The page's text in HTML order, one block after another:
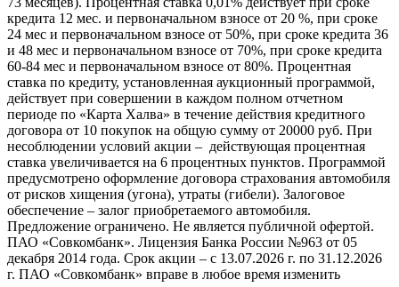
кредита 12 мес. и первоначальном взносе от 20 %, при сроке
24 мес и первоначальном взносе от 50%, при сроке кредита 36
и 48 мес и первоначальном взносе от 70%, при сроке кредита
60-84 мес и первоначальном взносе от 80%. Процентная
ставка по кредиту, установленная аукционный программой,
действует при совершении в каждом полном отчетном
периоде по «Карта Халва» в течение действия кредитного
договора от 10 покупок на общую сумму от 20000 руб. При
несоблюдении условий акции – действующая процентная
ставка увеличивается на 6 процентных пунктов. Программой
предусмотрено оформление договора страхования автомобиля
от рисков хищения (угона), утраты (гибели). Залоговое
обеспечение – залог приобретаемого автомобиля.
Предложение ограничено. Не является публичной офертой.
ПАО «Совкомбанк». Лицензия Банка России №963 от 05
декабря 2014 года. Срок акции – с 13.07.2026 г. по 31.12.2026
г. ПАО «Совкомбанк» вправе в любое время изменить